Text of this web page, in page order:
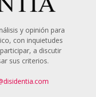
y opinión para
con inquietudes
a discutir
sus criterios.